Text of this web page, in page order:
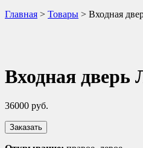
Главная > Товары > Входная
Входная дверь
36000 руб.
Заказать